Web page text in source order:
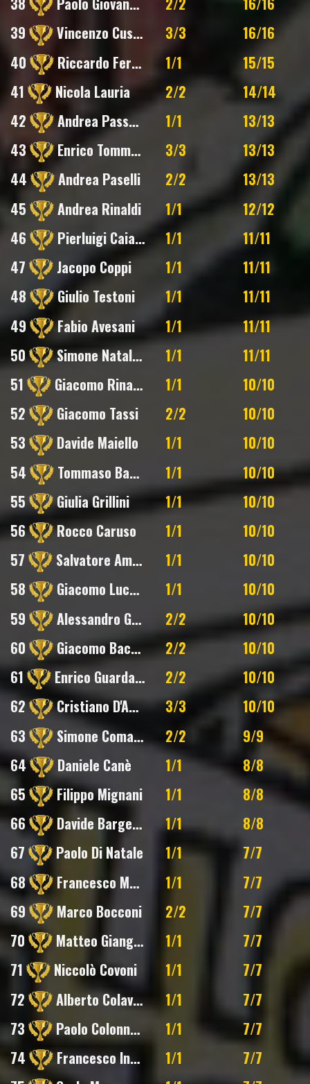
39
Vincenzo Cusumano 3/3
16/16
40
Riccardo Ferroni 1/1
15/15
41
Nicola Lauria 2/2
14/14
42
Andrea Passerini 1/1
13/13
43
Enrico Tommasi 3/3
13/13
44
Andrea Paselli 2/2
13/13
45
Andrea Rinaldi 1/1
12/12
46
Pierluigi Caiazzo 1/1
11/11
47
Jacopo Coppi 1/1
11/11
48
Giulio Testoni 1/1
11/11
49
Fabio Avesani 1/1
11/11
50
Simone Natalini 1/1
11/11
51
Giacomo Rinaldi 1/1
10/10
52
Giacomo Tassi 2/2
10/10
53
Davide Maiello 1/1
10/10
54
Tommaso Bambagiotti 1/1
10/10
55
Giulia Grillini 1/1
10/10
56
Rocco Caruso 1/1
10/10
57
Salvatore Ammirata 1/1
10/10
58
Giacomo Luchetta 1/1
10/10
59
Alessandro Gallo 2/2
10/10
60
Giacomo Baccilieri 2/2
10/10
61
Enrico Guardabassi 2/2
10/10
62
Cristiano D'Amore 3/3
10/10
63
Simone Comastri 2/2
9/9
64
Daniele Canè 1/1
8/8
65
Filippo Mignani 1/1
8/8
66
Davide Bargellini 1/1
8/8
67
Paolo Di Natale 1/1
7/7
68
Francesco Maria Boniello 1/1
7/7
69
Marco Bocconi 2/2
7/7
70
Matteo Giangolini 1/1
7/7
71
Niccolò Covoni 1/1
7/7
72
Alberto Colavito 1/1
7/7
73
Paolo Colonnello 1/1
7/7
74
Francesco Ingrosso 1/1
7/7